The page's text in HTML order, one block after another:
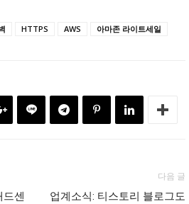
HTTPS AWS 아마존 라이트세일
드센
다음 글
업계소식: 티스토리 블로그도